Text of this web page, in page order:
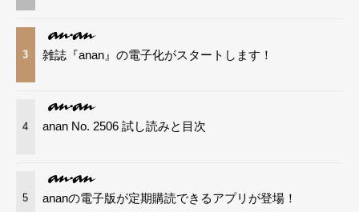
3 雑誌『anan』の電子化がスタートします！
4 anan No. 2506 試し読みと目次
5 ananの電子版が定期購読できるアプリが登場！